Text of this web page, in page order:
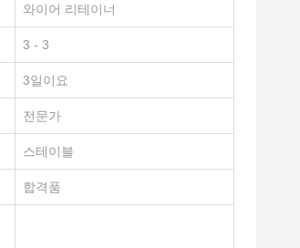
와이어 리테이너
3 - 3
3일이요
전문가
스테이블
합격품